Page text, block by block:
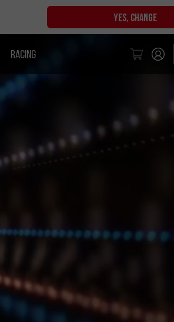
YES, CHANGE
RACING